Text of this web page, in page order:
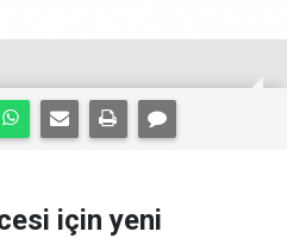
için yeni